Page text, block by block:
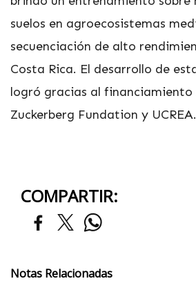
suelos en agroecosistemas
secuenciación de alto
Costa Rica. El desarrollo de
logró gracias al financiamiento
Zuckerberg Fundation y UCREA.
COMPARTIR:
Notas Relacionadas